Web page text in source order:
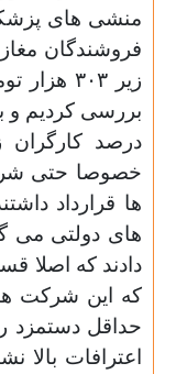
منشی های
فروشندگان
زير ۳۰۳
درصد کارگران
خصوصا حتی
ها قرارداد
های دولتی می
دادند که اصلا
که اين شرکت
حداقل دستمزد
اعترافات بالا